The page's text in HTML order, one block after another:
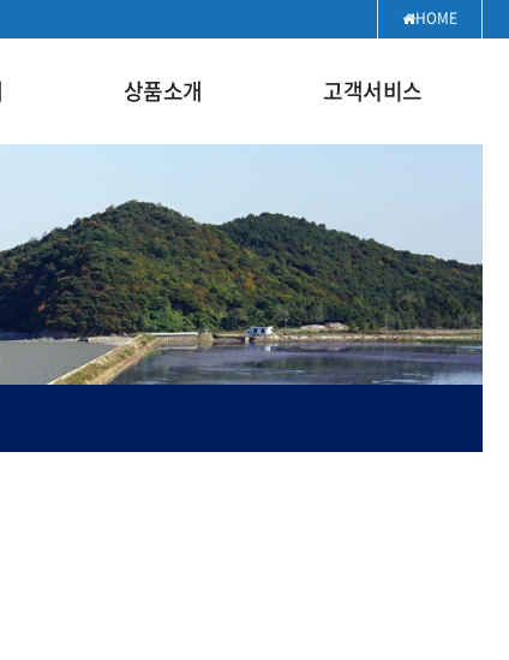
HOME
상품소개 고객서비스